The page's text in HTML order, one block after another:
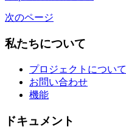
次のページ
私たちについて
プロジェクトについて
お問い合わせ
機能
ドキュメント